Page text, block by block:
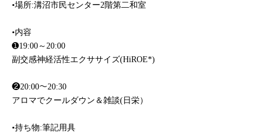
•場所:溝沼市民センター2階第二和室
•内容
➊19:00～20:00
副交感神経活性エクササイズ(HiROE*)
❷20:00～20:30
アロマでクールダウン＆雑談(日栄）
•持ち物:筆記用具